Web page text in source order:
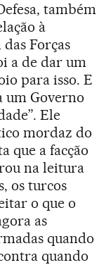
também
à
Forças
a de dar um
para isso. E
um Governo
Ele
mordaz do
que a facção
na leitura
os turcos
o que o
as
quando
quando